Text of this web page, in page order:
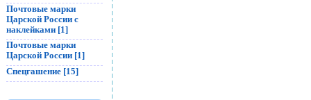
Почтовые марки
Царской России с
наклейками [1]
Почтовые марки
Царской России [1]
Спецгашение [15]